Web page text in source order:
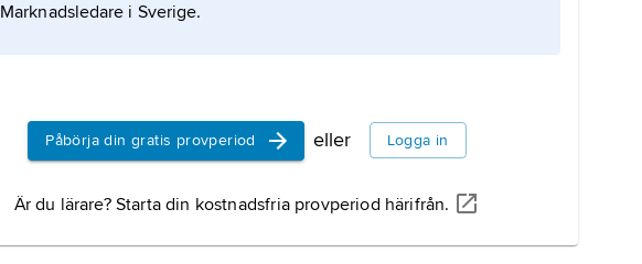
Marknadsledare i Sverige.
Påbörja din gratis provperiod eller Logga in
Är du lärare? Starta din kostnadsfria provperiod härifrån.